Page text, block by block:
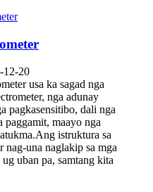
12-20
usa ka sagad nga
nga adunay
pagkasensitibo, dali nga
paggamit, maayo nga
istruktura sa
nag-una naglakip sa mga
uban pa, samtang kita